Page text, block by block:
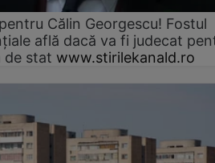
Călin Georgescu! Fostul
află dacă va fi judecat
de stat www.stirilekanald.ro